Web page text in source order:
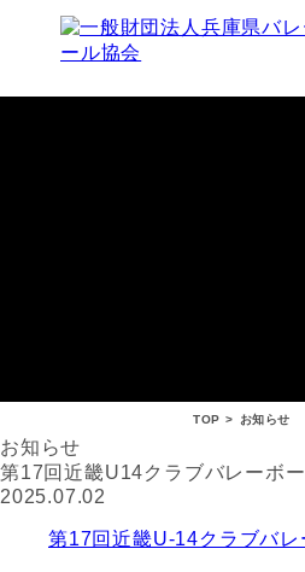
TOP > お知らせ
お知らせ
第17回近畿U14クラブバレーボ
2025.07.02
第17回近畿U-14クラブバレ